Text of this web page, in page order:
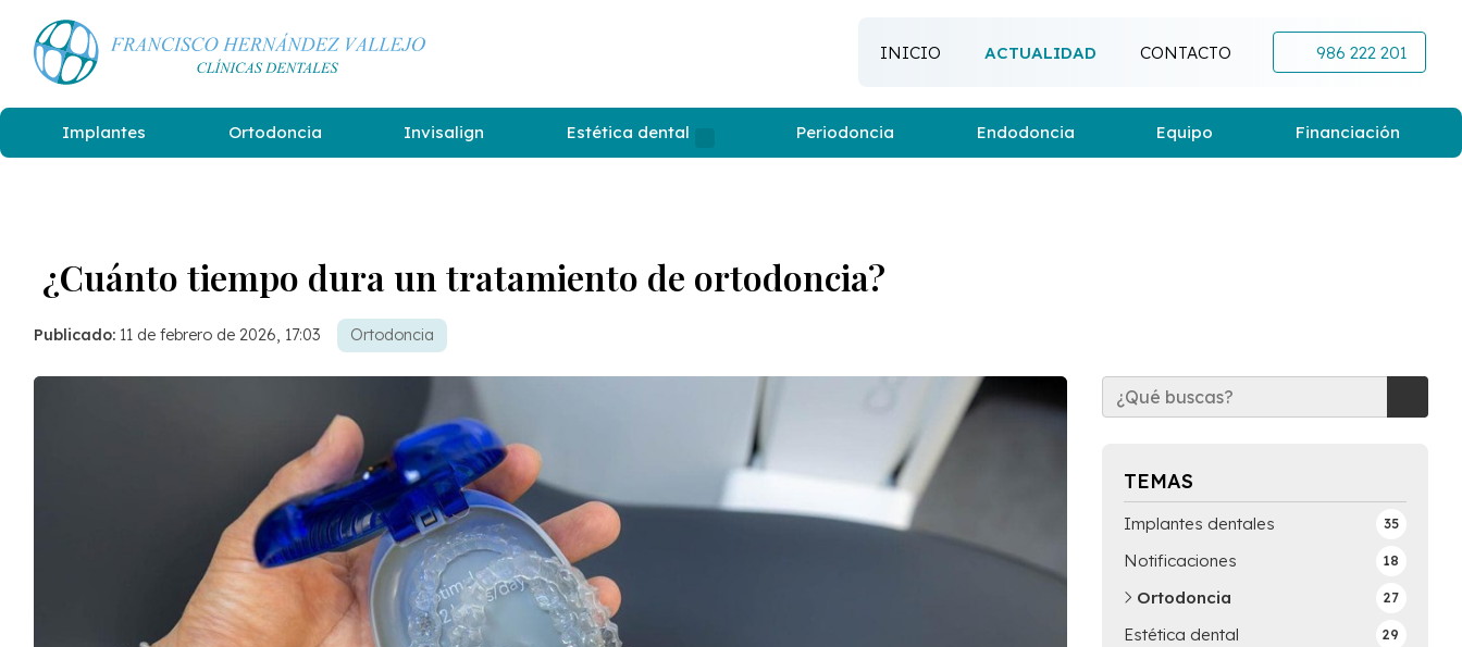
INICIO ACTUALIDAD CONTACTO 986 222 201
Implantes Ortodoncia Invisalign Estética dental Periodoncia Endodoncia Equipo Financiación
¿Cuánto tiempo dura un tratamiento de ortodoncia?
Publicado: 11 de febrero de 2026, 17:03 Ortodoncia
TEMAS
Implantes dentales 35
Notificaciones 18
Ortodoncia 27
Estética dental 29